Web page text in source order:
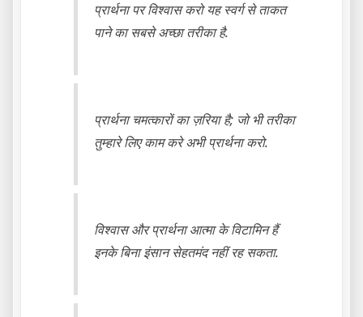
प्रार्थना पर विश्वास करो यह स्वर्ग से ताकत
पाने का सबसे अच्छा तरीका है.
प्रार्थना चमत्कारों का ज़रिया है; जो भी तरीका
तुम्हारे लिए काम करे अभी प्रार्थना करो.
विश्वास और प्रार्थना आत्मा के विटामिन हैं
इनके बिना इंसान सेहतमंद नहीं रह सकता.